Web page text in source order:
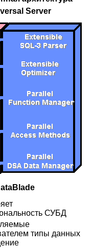
Server
СУБД
типы данных